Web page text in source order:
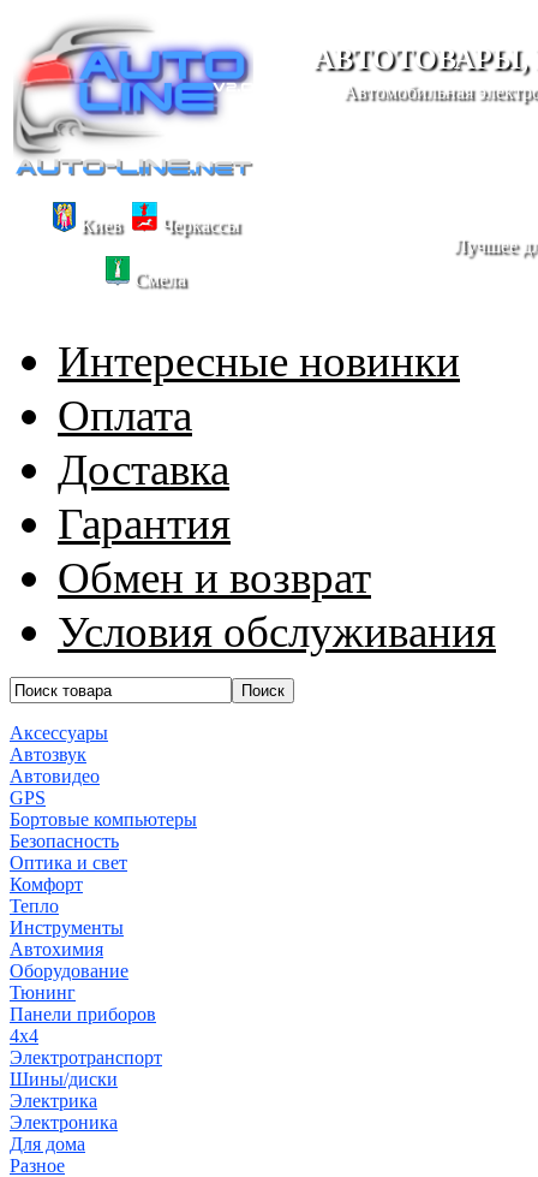
Автомобильная
Киев Черкассы
Смела
Лучшее
Интересные новинки
Оплата
Доставка
Гарантия
Обмен и возврат
Условия обслуживания
Аксессуары
Автозвук
Автовидео
GPS
Бортовые компьютеры
Безопасность
Оптика и свет
Комфорт
Тепло
Инструменты
Автохимия
Оборудование
Тюнинг
Панели приборов
4x4
Электротранспорт
Шины/диски
Электрика
Электроника
Для дома
Разное